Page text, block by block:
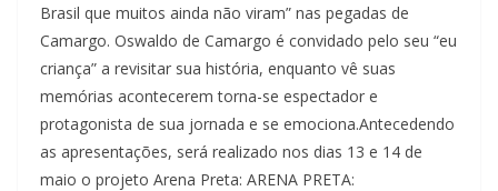
Brasil que muitos ainda não viram” nas pegadas de
Camargo. Oswaldo de Camargo é convidado pelo seu “eu
criança” a revisitar sua história, enquanto vê suas
memórias acontecerem torna-se espectador e
protagonista de sua jornada e se emociona.Antecedendo
as apresentações, será realizado nos dias 13 e 14 de
maio o projeto Arena Preta: ARENA PRETA: